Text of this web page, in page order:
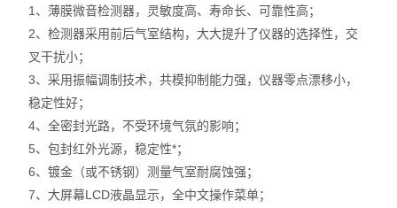
香港希玛
采样管
荧光检漏
工业设备
实验室设备
1、薄膜微音检测器，灵敏度高、寿命长、可靠性高；
2、检测器采用前后气室结构，大大提升了仪器的选择性，交
叉干扰小；
3、采用振幅调制技术，共模抑制能力强，仪器零点漂移小，
稳定性好；
4、全密封光路，不受环境气氛的影响；
5、包封红外光源，稳定性*；
6、镀金（或不锈钢）测量气室耐腐蚀强；
7、大屏幕LCD液晶显示，全中文操作菜单；